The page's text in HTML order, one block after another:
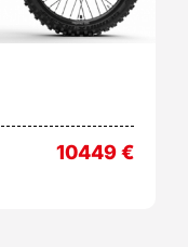
10449€